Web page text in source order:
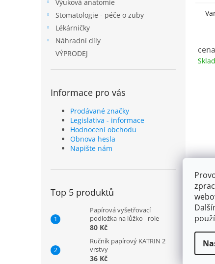
Výuková anatomie
Stomatologie - péče o zuby
Lékárničky
Náhradní díly
VÝPRODEJ
Informace pro vás
Prodávané značky
Legislativa - informace
Hodnocení obchodu
Obnova hesla
Napište nám
Top 5 produktů
Papírová vyšetřovací
podložka na lůžko - role
80 Kč
Ručník papírový KATRIN 2
vrstvy
36 Kč